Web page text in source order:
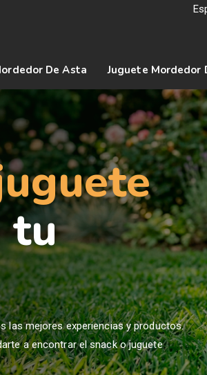
De Asta Juguete Mordedor
tu
las mejores experiencias y productos.
a encontrar el snack o juguete